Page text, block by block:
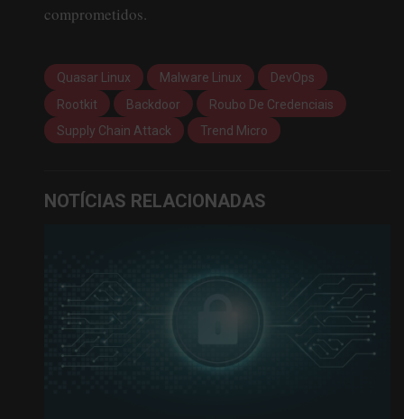
comprometidos.
Quasar Linux Malware Linux
DevOps
Rootkit
Backdoor
Roubo De Credenciais
Supply Chain Attack
Trend Micro
NOTÍCIAS RELACIONADAS